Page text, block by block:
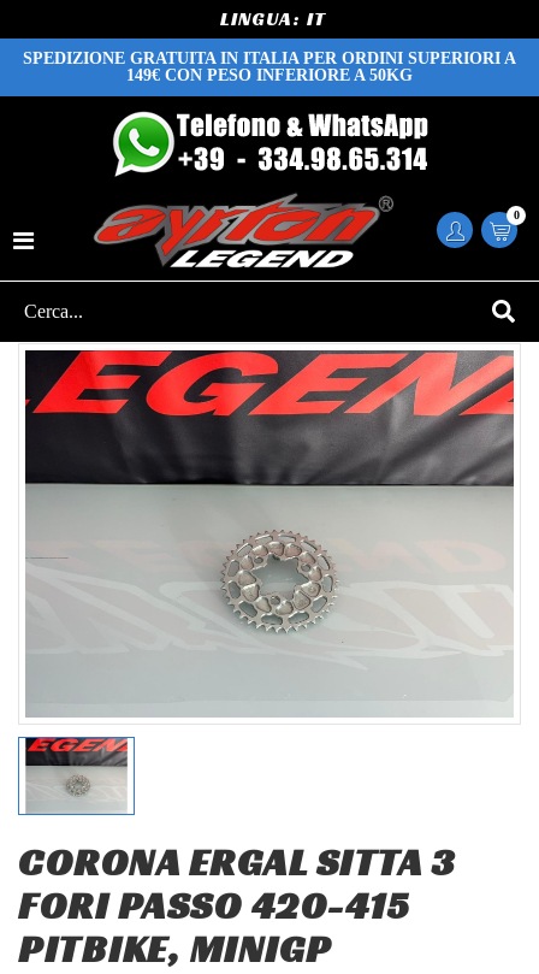
LINGUA:
SPEDIZIONE GRATUITA IN ITALIA PER ORDINI SUPERIORI A
149€ CON PESO INFERIORE A 50KG
0
CORONA ERGAL SITTA 3
FORI PASSO 420-415
PITBIKE, MINIGP